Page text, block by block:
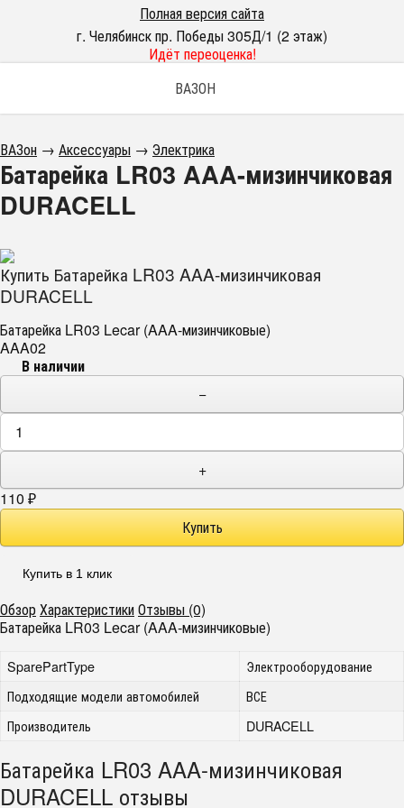
Полная версия сайта
г. Челябинск пр. Победы 305Д/1 (2 этаж)
Идёт переоценка!
ВАЗОН
ВАЗон → Аксессуары → Электрика
Батарейка LR03 AAA-мизинчиковая
DURACELL
Купить Батарейка LR03 AAA-мизинчиковая
DURACELL
Батарейка LR03 Lecar (AAA-мизинчиковые)
AAA02
В наличии
−
+
110 ₽
Купить в 1 клик
ОбзорХарактеристикиОтзывы (0)
Батарейка LR03 Lecar (AAA-мизинчиковые)
SparePartType
Электрооборудование
Подходящие модели автомобилей
ВСЕ
Производитель
DURACELL
Батарейка LR03 AAA-мизинчиковая
DURACELL отзывы